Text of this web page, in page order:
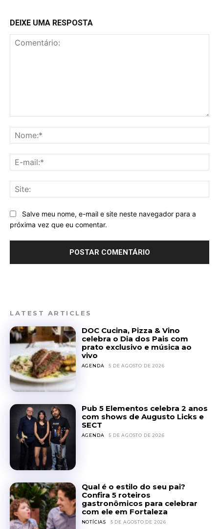
DEIXE UMA RESPOSTA
Salve meu nome, e-mail e site neste navegador para a
próxima vez que eu comentar.
LATEST ARTICLES
DOC Cucina, Pizza & Vino
celebra o Dia dos Pais com
prato exclusivo e música ao
vivo
AGENDA 5 DE AGOSTO DE 2026
Pub 5 Elementos celebra 2 anos
com shows de Augusto Licks e
SECT
AGENDA 5 DE AGOSTO DE 2026
Qual é o estilo do seu pai?
Confira 5 roteiros
gastronômicos para celebrar
com ele em Fortaleza
NOTÍCIAS 5 DE AGOSTO DE 2026